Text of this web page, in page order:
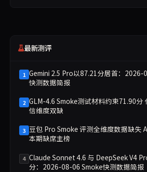
最新测评
1 Gemini 2.5 Pro以87.21分居首：2026-
快测数据简报
2 GLM-4.6 Smoke测试材料约束71.90分
信维度双缺
3 豆包 Pro Smoke 评测全维度数据缺失
本期缺席主榜
4 Claude Sonnet 4.6 与 DeepSeek V4
分：2026-08-06 Smoke快测数据简报